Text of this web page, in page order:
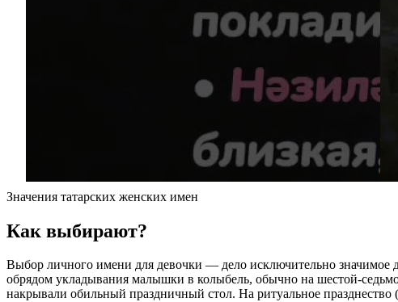
Значения татарских женских имен
Как выбирают?
Выбор личного имени для девочки — дело исключительно значимое
обрядом укладывания малышки в колыбель, обычно на шестой-
накрывали обильный праздничный стол. На ритуальное